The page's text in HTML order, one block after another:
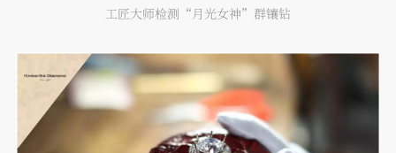
工匠大师检测“月光女神”群镶钻